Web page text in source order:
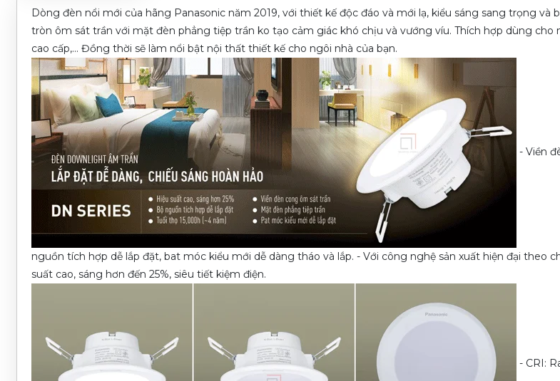
Dòng đèn nổi mới của hãng Panasonic năm 2019, với thiết kế độc đáo và mới lạ, kiểu sáng sang trọng và
tròn ôm sát trần với mặt đèn phẳng tiệp trần ko tạo cảm giác khó chịu và vướng víu. Thích hợp dùng cho
cao cấp,... Đồng thời sẽ làm nổi bật nội thất thiết kế cho ngôi nhà của bạn.
- Viền
nguồn tích hợp dễ lắp đặt, bat móc kiểu mới dễ dàng tháo và lắp. - Với công nghệ sản xuất hiện đại theo
suất cao, sáng hơn đến 25%, siêu tiết kiệm điện.
- CRI: